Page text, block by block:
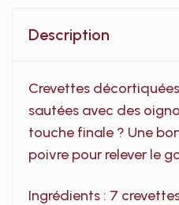
Description
Crevettes
sautées avec des
touche finale ? Une
poivre pour relever le
Ingrédients : 7